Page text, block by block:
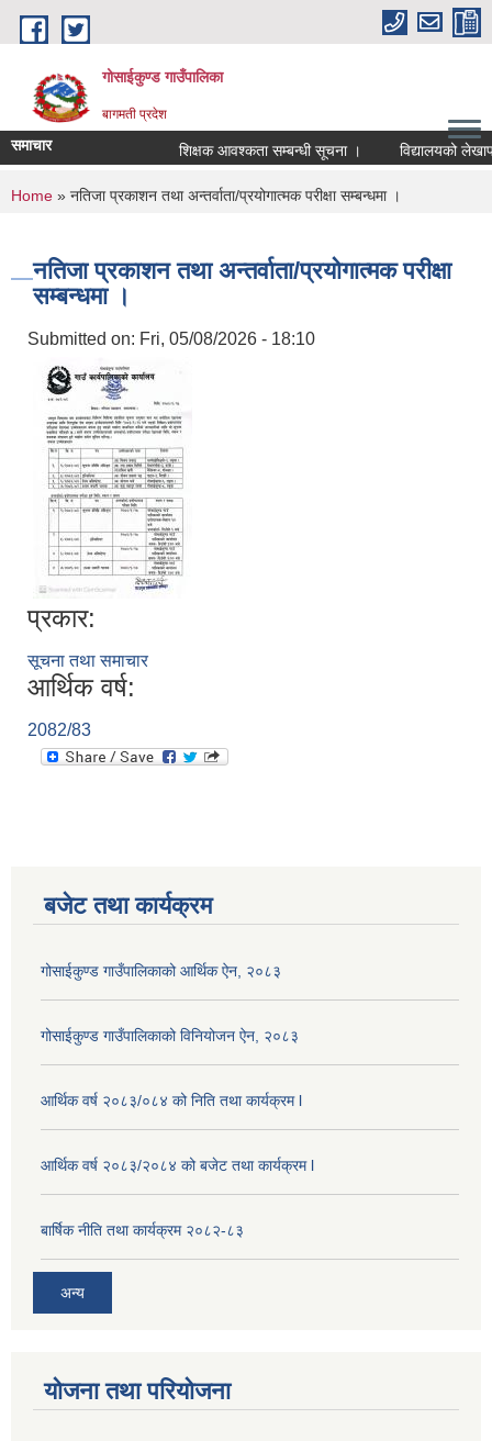
Skip to main content
गोसाईकुण्ड गाउँपालिका
बागमती प्रदेश
समाचार शिक्षक आवश्कता सम्बन्धी सूचना । विद्यालयको
You are here
Home » नतिजा प्रकाशन तथा अन्तर्वाता/प्रयोगात्मक परीक्षा सम्बन्धमा ।
नतिजा प्रकाशन तथा अन्तर्वाता/प्रयोगात्मक परीक्षा
सम्बन्धमा ।
Submitted on: Fri, 05/08/2026 - 18:10
प्रकार:
सूचना तथा समाचार
आर्थिक वर्ष:
2082/83
बजेट तथा कार्यक्रम
गोसाईकुण्ड गाउँपालिकाको आर्थिक ऐन, २०८३
गोसाईकुण्ड गाउँपालिकाको विनियोजन ऐन, २०८३
आर्थिक वर्ष २०८३/०८४ को निति तथा कार्यक्रम l
आर्थिक वर्ष २०८३/२०८४ को बजेट तथा कार्यक्रम l
बार्षिक नीति तथा कार्यक्रम २०८२-८३
अन्य
योजना तथा परियोजना